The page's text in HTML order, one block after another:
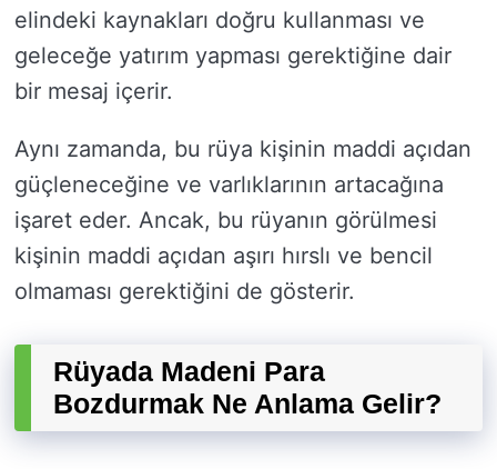
elindeki kaynakları doğru kullanması ve
geleceğe yatırım yapması gerektiğine dair
bir mesaj içerir.
Aynı zamanda, bu rüya kişinin maddi açıdan
güçleneceğine ve varlıklarının artacağına
işaret eder. Ancak, bu rüyanın görülmesi
kişinin maddi açıdan aşırı hırslı ve bencil
olmaması gerektiğini de gösterir.
Rüyada Madeni Para
Bozdurmak Ne Anlama Gelir?